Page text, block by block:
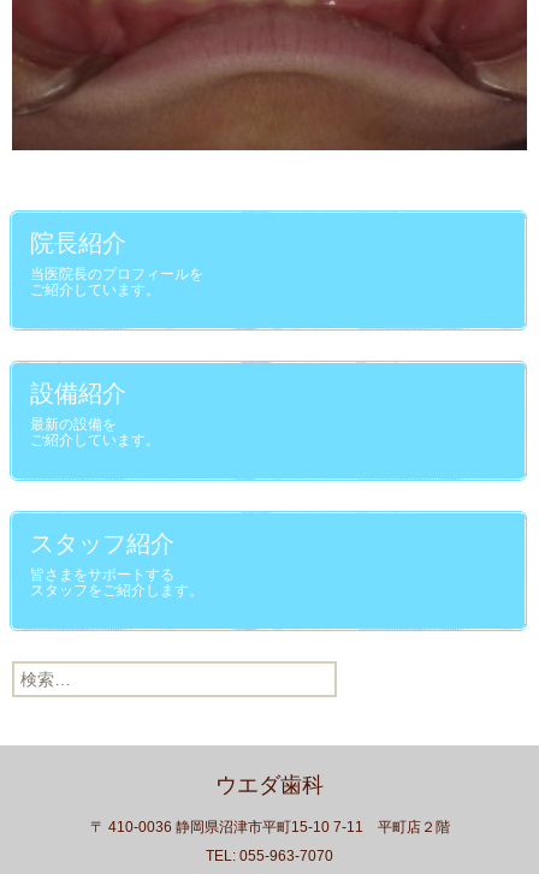
院長紹介
当医院長のプロフィールを
ご紹介しています。
設備紹介
最新の設備を
ご紹介しています。
スタッフ紹介
皆さまをサポートする
スタッフをご紹介します。
検索:
ウエダ歯科
〒 410-0036 静岡県沼津市平町15-10 7-11 平町店２階
TEL: 055-963-7070